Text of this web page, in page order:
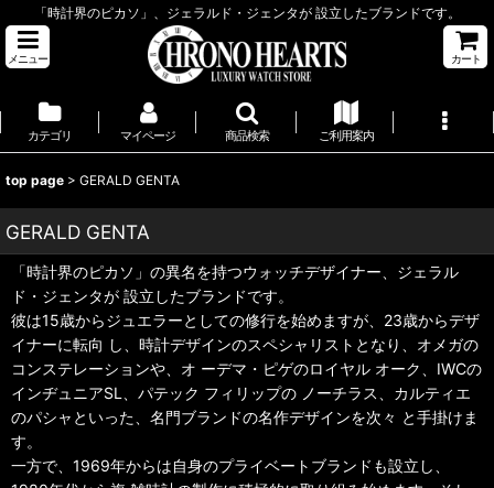
「時計界のピカソ」、ジェラルド・ジェンタが 設立したブランドです。
メニュー カート
カテゴリ マイページ 商品検索 ご利用案内
top page > GERALD GENTA
GERALD GENTA
「時計界のピカソ」の異名を持つウォッチデザイナー、ジェラル
ド・ジェンタが 設立したブランドです。
彼は15歳からジュエラーとしての修行を始めますが、23歳からデザ
イナーに転向 し、時計デザインのスペシャリストとなり、オメガの
コンステレーションや、オ ーデマ・ピゲのロイヤル オーク、IWCの
インヂュニアSL、パテック フィリップの ノーチラス、カルティエ
のパシャといった、名門ブランドの名作デザインを次々 と手掛けま
す。
一方で、1969年からは自身のプライベートブランドも設立し、